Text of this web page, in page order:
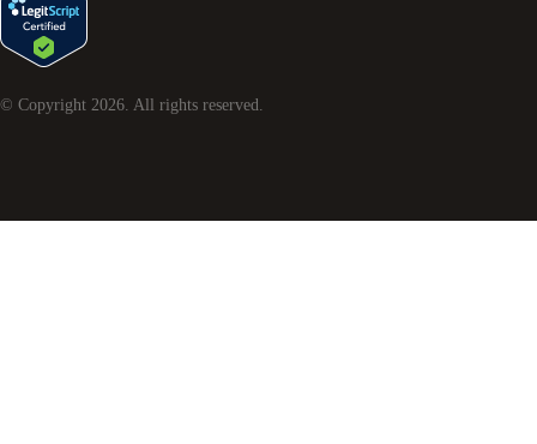
© Copyright 2026. All rights reserved.